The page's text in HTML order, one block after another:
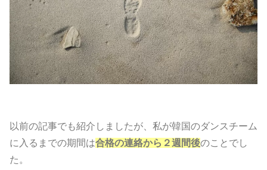
以前の記事でも紹介しましたが、私が韓国のダンスチーム
に入るまでの期間は合格の連絡から２週間後のことでし
た。